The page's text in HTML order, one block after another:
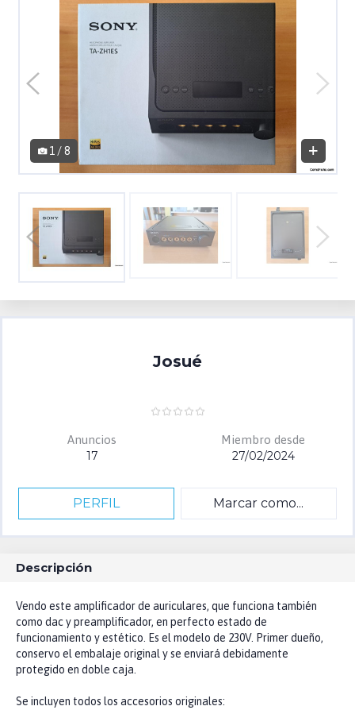
1 / 8
Josué
Anuncios
17
Miembro desde
27/02/2024
PERFIL Marcar como...
Descripción
Vendo este amplificador de auriculares, que funciona también
como dac y preamplificador, en perfecto estado de
funcionamiento y estético. Es el modelo de 230V. Primer dueño,
conservo el embalaje original y se enviará debidamente
protegido en doble caja.
Se incluyen todos los accesorios originales: